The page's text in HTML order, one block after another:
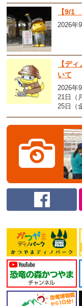
【9/1
2026年
【デ
いて
2026年
21日（
25日（